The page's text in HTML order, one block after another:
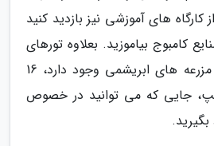
کارگاه های آموزشی نیز بازدید کنید
کامبوج بیاموزید. بعلاوه تورهای
رایگانی برای بازدید از مزرعه های ابریشمی وجود دارد، 16
جایی که می توانید در خصوص
بگیرید.